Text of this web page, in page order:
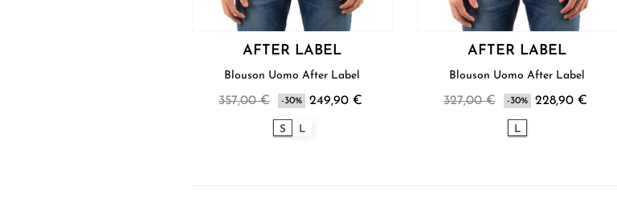
AFTER LABEL
Blouson Uomo After Label
357,00 € -30% 249,90 €
S L
AFTER LABEL
Blouson Uomo After Label
327,00 € -30% 228,90 €
L